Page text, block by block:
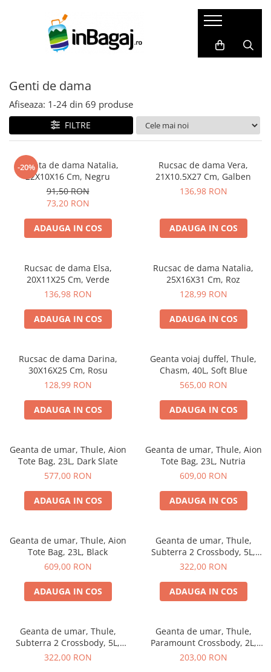
Bagaje
Trolere de cală mari
Trolere de cală medii
Trolere de cabină
Bagaje Premium
Bagaje pentru copii
Bagaje mici(ex.40x30x20)
SET Trolere
Genti de voiaj
Accesorii bagaje
Huse troler
Business Travel
Borsete
Reduceri bagaje
Accesorii
Huse pasaport
Masca de somn
Perne de calatorie
Dopuri de urechi
Portofele de calatorie
Set produse
Adaptoare priza
Genti pentru cosmetice
Cadouri
Seturi cadou
Carduri cadou
Agende de travel
Cadouri pentru EA
Cadouri pentru EL
Genti de dama
Afiseaza: 1-24 din 69 produse
FILTRE
-20%
Geanta de dama Natalia,
22X10X16 Cm, Negru
91,50 RON
73,20 RON
ADAUGA IN COS
Rucsac de dama Vera,
21X10.5X27 Cm, Galben
136,98 RON
ADAUGA IN COS
Rucsac de dama Elsa,
20X11X25 Cm, Verde
136,98 RON
ADAUGA IN COS
Rucsac de dama Natalia,
25X16X31 Cm, Roz
128,99 RON
ADAUGA IN COS
Rucsac de dama Darina,
30X16X25 Cm, Rosu
128,99 RON
ADAUGA IN COS
Geanta voiaj duffel, Thule,
Chasm, 40L, Soft Blue
565,00 RON
ADAUGA IN COS
Geanta de umar, Thule, Aion
Tote Bag, 23L, Dark Slate
577,00 RON
ADAUGA IN COS
Geanta de umar, Thule, Aion
Tote Bag, 23L, Nutria
609,00 RON
ADAUGA IN COS
Geanta de umar, Thule, Aion
Tote Bag, 23L, Black
609,00 RON
ADAUGA IN COS
Geanta de umar, Thule,
Subterra 2 Crossbody, 5L,
Dark Slate
322,00 RON
ADAUGA IN COS
Geanta de umar, Thule,
Subterra 2 Crossbody, 5L,
Black
322,00 RON
Geanta de umar, Thule,
Paramount Crossbody, 2L,
Negru
203,00 RON